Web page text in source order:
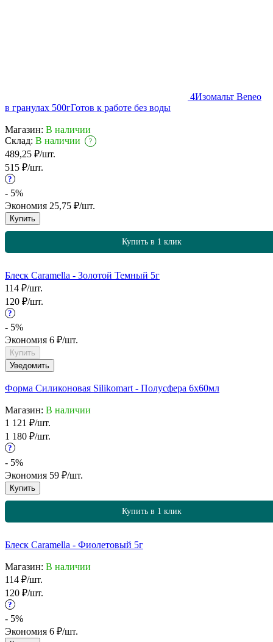
4Изомальт Beneo
в гранулах 500гГотов к работе без воды
Магазин: В наличии
Склад: В наличии ?
489,25 ₽/шт.
515 ₽/шт.
?
- 5%
Экономия 25,75 ₽/шт.
Купить
Купить в 1 клик
Блеск Caramella - Золотой Темный 5г
114 ₽/шт.
120 ₽/шт.
?
- 5%
Экономия 6 ₽/шт.
Купить
Уведомить
Форма Силиконовая Silikomart - Полусфера 6х60мл
Магазин: В наличии
1 121 ₽/шт.
1 180 ₽/шт.
?
- 5%
Экономия 59 ₽/шт.
Купить
Купить в 1 клик
Блеск Caramella - Фиолетовый 5г
Магазин: В наличии
114 ₽/шт.
120 ₽/шт.
?
- 5%
Экономия 6 ₽/шт.